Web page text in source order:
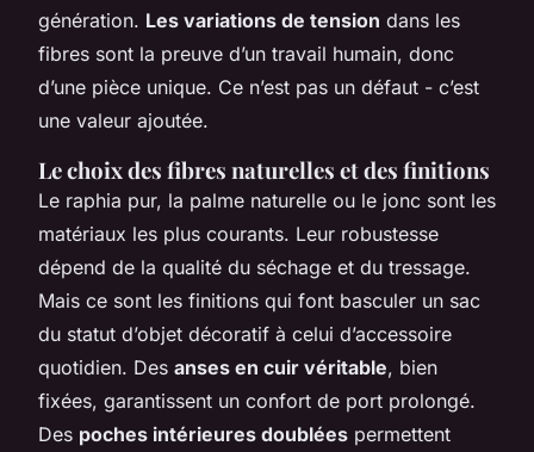
génération. Les variations de tension dans les
fibres sont la preuve d’un travail humain, donc
d’une pièce unique. Ce n’est pas un défaut - c’est
une valeur ajoutée.
Le choix des fibres naturelles et des finitions
Le raphia pur, la palme naturelle ou le jonc sont les
matériaux les plus courants. Leur robustesse
dépend de la qualité du séchage et du tressage.
Mais ce sont les finitions qui font basculer un sac
du statut d’objet décoratif à celui d’accessoire
quotidien. Des anses en cuir véritable, bien
fixées, garantissent un confort de port prolongé.
Des poches intérieures doublées permettent